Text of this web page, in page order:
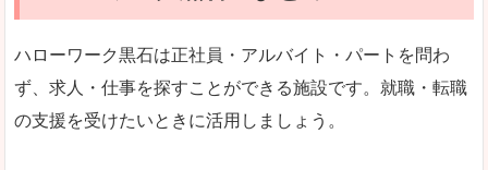
ハローワーク黒石は正社員・アルバイト・パートを問わ
ず、求人・仕事を探すことができる施設です。就職・転職
の支援を受けたいときに活用しましょう。